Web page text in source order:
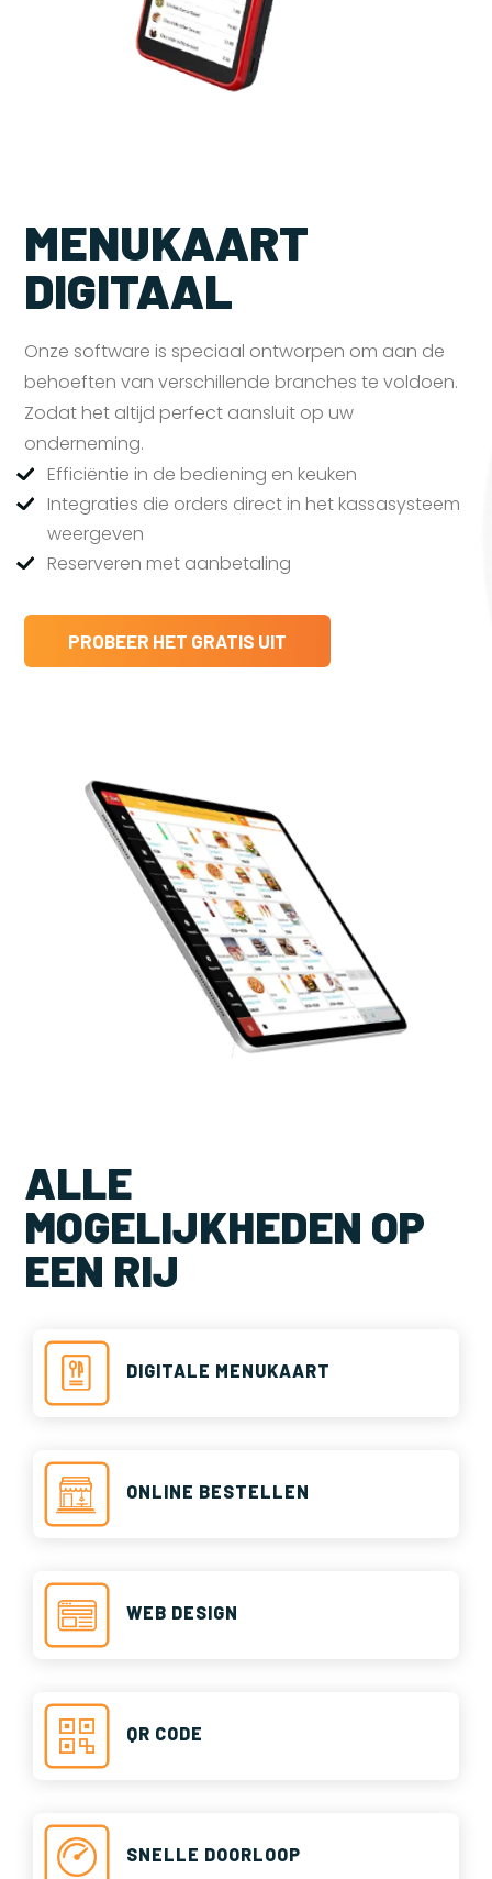
MENUKAART
DIGITAAL
Onze software is speciaal ontworpen om aan de
behoeften van verschillende branches te voldoen.
Zodat het altijd perfect aansluit op uw
onderneming.
Efficiëntie in de bediening en keuken
Integraties die orders direct in het kassasysteem
weergeven
Reserveren met aanbetaling
PROBEER HET GRATIS UIT
ALLE
MOGELIJKHEDEN OP
EEN RIJ
DIGITALE MENUKAART
ONLINE BESTELLEN
WEB DESIGN
QR CODE
SNELLE DOORLOOP